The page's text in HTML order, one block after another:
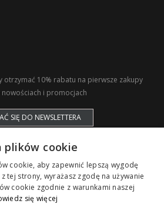
otrzymać 10% rabatu na pierwsze zakupy
i promocjach
SIĘ DO NEWSLETTERA
ZAPS. All Rights Reserved.
plików cookie
cookie, aby zapewnić lepszą wygodę
tej strony, wyrażasz zgodę na używanie
cookie zgodnie z warunkami naszej
się więcej